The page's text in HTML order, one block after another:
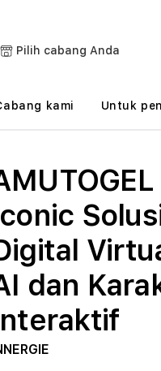
Pilih cabang Anda
kami Untuk
dan